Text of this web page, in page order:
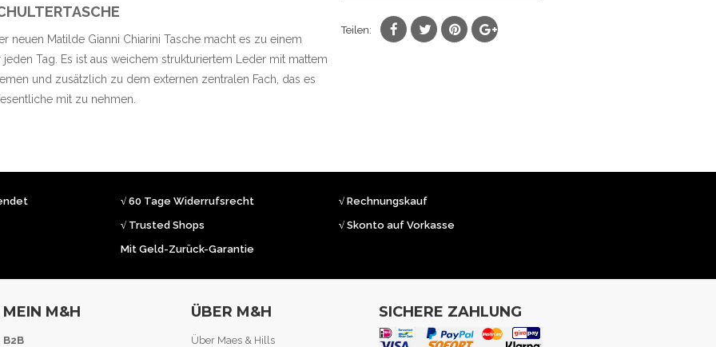
Teilen:
neuen Matilde Gianni Chiarini Tasche macht es zu einem
Tag. Es ist aus weichem strukturiertem Leder mit mattem
und zusätzlich zu dem externen zentralen Fach, das es
mit zu nehmen.
√ 60 Tage Widerrufsrecht
√ Trusted Shops
Mit Geld-Zurück-Garantie
√ Rechnungskauf
√ Skonto auf Vorkasse
MEIN M&H
B2B
ÜBER M&H
Über Maes & Hills
SICHERE ZAHLUNG